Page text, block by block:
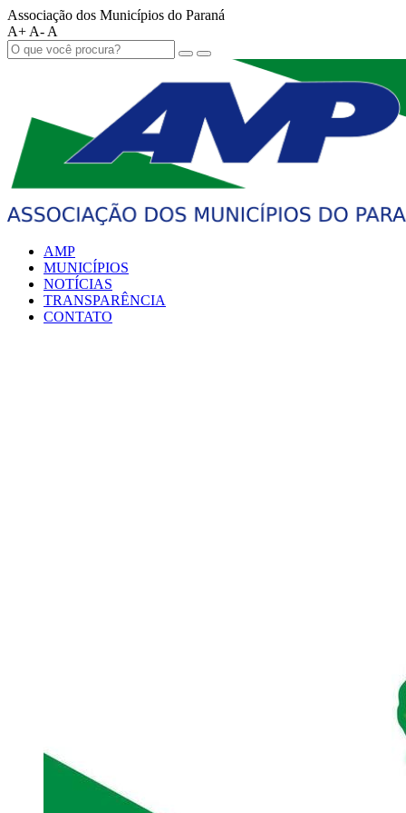
Associação dos Municípios do Paraná
A+ A- A
AMP
MUNICÍPIOS
NOTÍCIAS
TRANSPARÊNCIA
CONTATO